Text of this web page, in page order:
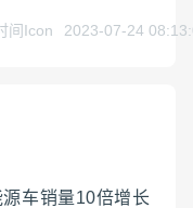
2023-07-24
车销量10倍增长